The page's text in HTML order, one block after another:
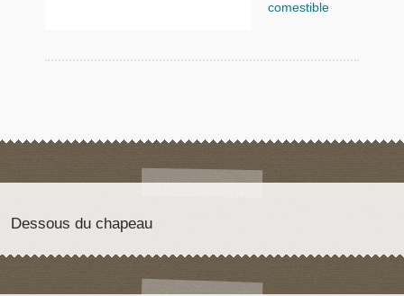
comestible
Dessous du chapeau